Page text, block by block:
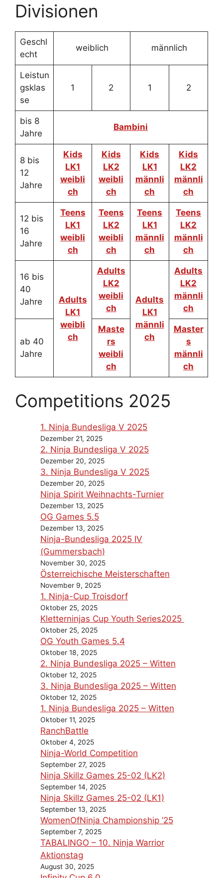
Divisionen
Geschl
echt
weiblich männlich
Leistun
gsklas
se
1 2 1 2
bis 8
Jahre
Bambini
8 bis
12
Jahre
Kids
LK1
weibli
ch
Kids
LK2
weibli
ch
Kids
LK1
männli
ch
Kids
LK2
männli
ch
12 bis
16
Jahre
Teens
LK1
weibli
ch
Teens
LK2
weibli
ch
Teens
LK1
männli
ch
Teens
LK2
männli
ch
16 bis
40
Jahre
Adults
LK1
weibli
ch
Adults
LK2
weibli
ch
Adults
LK1
männli
ch
Adults
LK2
männli
ch
ab 40
Jahre
Maste
rs
weibli
ch
Master
s
männli
ch
Competitions 2025
1. Ninja Bundesliga V 2025
Dezember 21, 2025
2. Ninja Bundesliga V 2025
Dezember 20, 2025
3. Ninja Bundesliga V 2025
Dezember 20, 2025
Ninja Spirit Weihnachts-Turnier
Dezember 13, 2025
OG Games 5.5
Dezember 13, 2025
Ninja-Bundesliga 2025 IV
(Gummersbach)
November 30, 2025
Österreichische Meisterschaften
November 9, 2025
1. Ninja-Cup Troisdorf
Oktober 25, 2025
Kletterninjas Cup Youth Series2025
Oktober 25, 2025
OG Youth Games 5.4
Oktober 18, 2025
2. Ninja Bundesliga 2025 – Witten
Oktober 12, 2025
3. Ninja Bundesliga 2025 – Witten
Oktober 12, 2025
1. Ninja Bundesliga 2025 – Witten
Oktober 11, 2025
RanchBattle
Oktober 4, 2025
Ninja-World Competition
September 27, 2025
Ninja Skillz Games 25-02 (LK2)
September 14, 2025
Ninja Skillz Games 25-02 (LK1)
September 13, 2025
WomenOfNinja Championship ’25
September 7, 2025
TABALINGO – 10. Ninja Warrior
Aktionstag
August 30, 2025